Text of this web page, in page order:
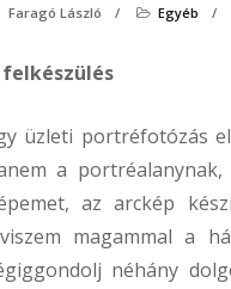
Faragó László / Egyéb /
felkészülés
üzleti portréfotózás
a
az arckép
magammal a
néhány